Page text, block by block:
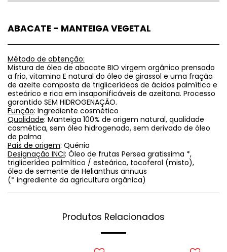
ABACATE - MANTEIGA VEGETAL
Método de obtenção:
Mistura de óleo de abacate BIO virgem orgânico prensado
a frio, vitamina E natural do óleo de girassol e uma fração
de azeite composta de triglicerídeos de ácidos palmítico e
esteárico e rica em insaponificáveis de azeitona. Processo
garantido SEM HIDROGENAÇÃO.
Função: Ingrediente cosmético
Qualidade: Manteiga 100% de origem natural, qualidade
cosmética, sem óleo hidrogenado, sem derivado de óleo
de palma
País de origem: Quénia
Designação INCI: Óleo de frutas Persea gratissima *,
triglicerídeo palmítico / esteárico, tocoferol (misto),
óleo de semente de Helianthus annuus
(* ingrediente da agricultura orgânica)
Produtos Relacionados